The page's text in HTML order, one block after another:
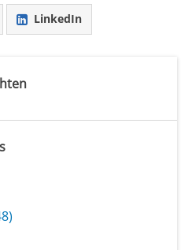
LinkedIn